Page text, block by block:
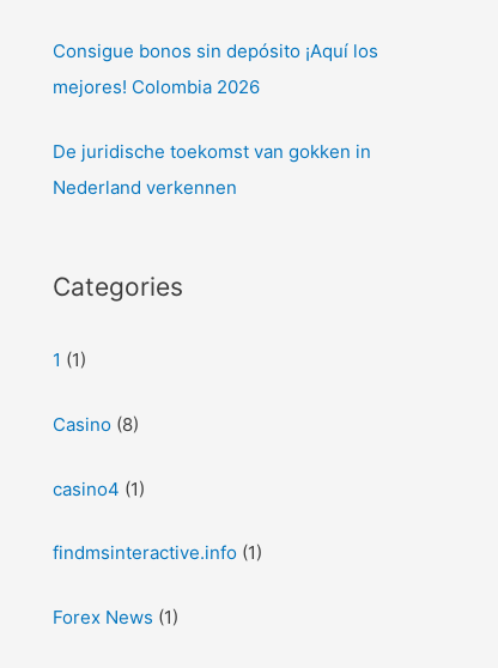
Consigue bonos sin depósito ¡Aquí los
mejores! Colombia 2026
De juridische toekomst van gokken in
Nederland verkennen
Categories
1 (1)
Casino (8)
casino4 (1)
findmsinteractive.info (1)
Forex News (1)